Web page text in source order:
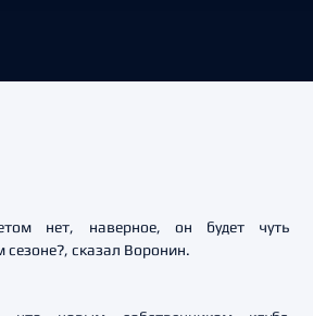
нет, наверное, он будет чуть
сказал Воронин.